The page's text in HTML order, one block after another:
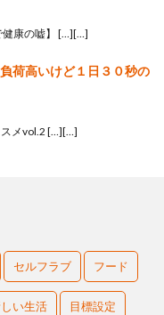
康の嘘】 […][…]
荷高いけど１日３０秒の
メvol.2 […][…]
セルフラブ フード
い生活 目標設定